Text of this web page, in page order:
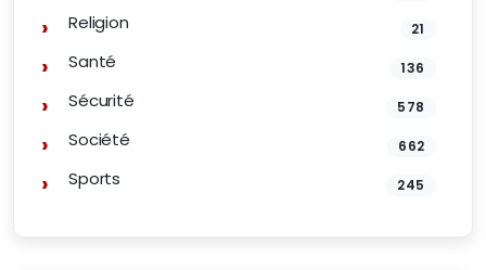
Religion 21
Santé 136
Sécurité 578
Société 662
Sports 245